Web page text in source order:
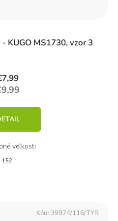
KUGO MS1730, vzor 3
152
Kód: 39974/116/TYR